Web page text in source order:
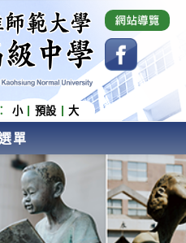
Affiliated Senior
Normal
小 預設 大
單
SCHOOL OF NATIONAL
UNIVERSITY